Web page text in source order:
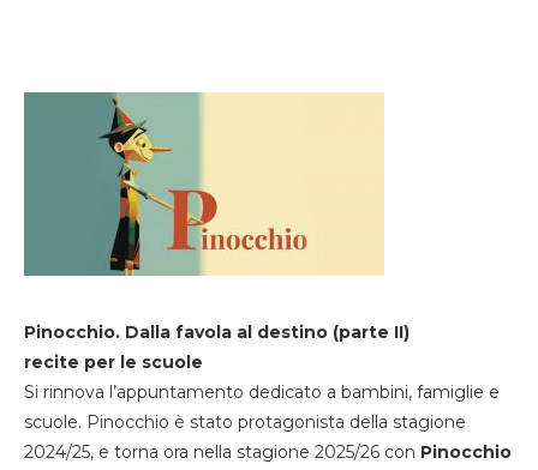
Pinocchio. Dalla favola al destino (parte II)
recite per le scuole
Si rinnova l’appuntamento dedicato a bambini, famiglie e
scuole. Pinocchio è stato protagonista della stagione
2024/25, e torna ora nella stagione 2025/26 con Pinocchio